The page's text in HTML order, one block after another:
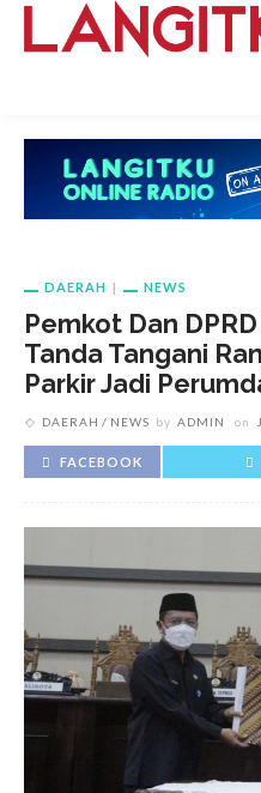
DAERAH NEWS
Pemkot Dan
Tanda Tangani
Parkir Jadi
DAERAH NEWS by ADMIN on
FACEBOOK